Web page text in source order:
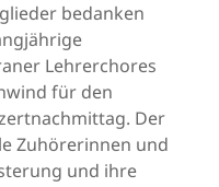
bedanken
Lehrerchores
für den
Der
Zuhörerinnen und
und ihre